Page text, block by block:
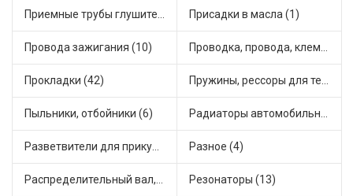
Приемные трубы глушителя (5) Присадки в масла (1)
Провода зажигания (10) Проводка, провода, клеммы и разъемы (23)
Прокладки (42) Пружины, рессоры для техники (29)
Пыльники, отбойники (6) Радиаторы автомобильные (17)
Разветвители для прикуривателя (3) Разное (4)
Распределительный вал, шестерни распределительного (7) Резонаторы (13)